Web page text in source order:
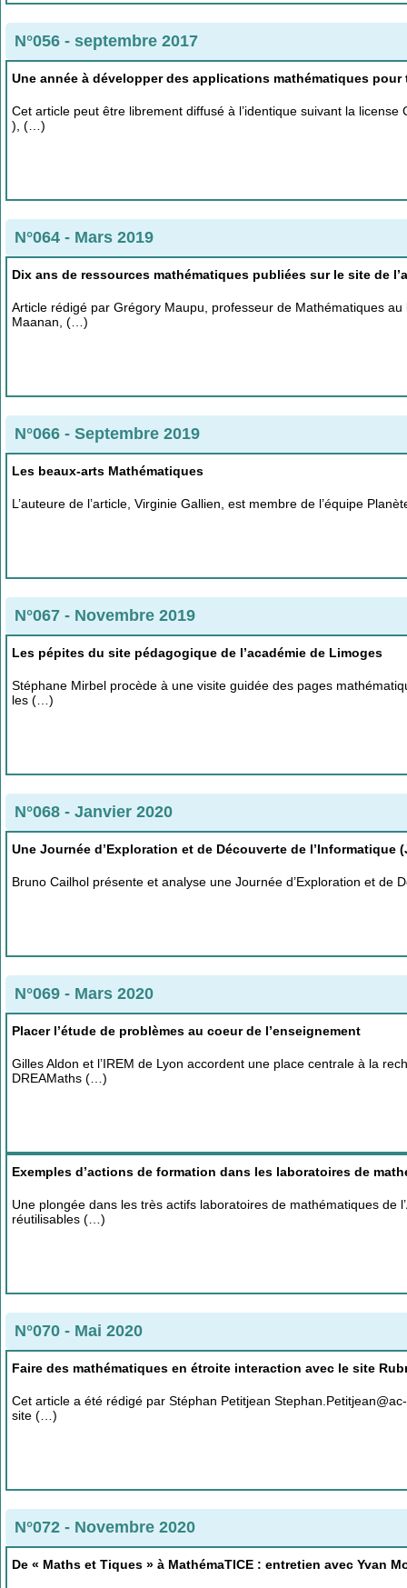
N°056 - septembre 2017
Une année à développer des applications mathématiques pour
Cet article peut être librement diffusé à l’identique suivant la
), (…)
N°064 - Mars 2019
Dix ans de ressources mathématiques publiées sur le site de
Article rédigé par Grégory Maupu, professeur de Mathématiques
Maanan, (…)
N°066 - Septembre 2019
Les beaux-arts Mathématiques
L’auteure de l’article, Virginie Gallien, est membre de l’équipe
N°067 - Novembre 2019
Les pépites du site pédagogique de l’académie de Limoges
Stéphane Mirbel procède à une visite guidée des pages
les (…)
N°068 - Janvier 2020
Une Journée d’Exploration et de Découverte de l’Informatique
Bruno Cailhol présente et analyse une Journée d’Exploration et de
N°069 - Mars 2020
Placer l’étude de problèmes au coeur de l’enseignement
Gilles Aldon et l’IREM de Lyon accordent une place centrale à la
DREAMaths (…)
Exemples d’actions de formation dans les laboratoires de
Une plongée dans les très actifs laboratoires de mathématiques de
réutilisables (…)
N°070 - Mai 2020
Faire des mathématiques en étroite interaction avec le site
Cet article a été rédigé par Stéphan Petitjean
site (…)
N°072 - Novembre 2020
De « Maths et Tiques » à MathémaTICE : entretien avec Yvan